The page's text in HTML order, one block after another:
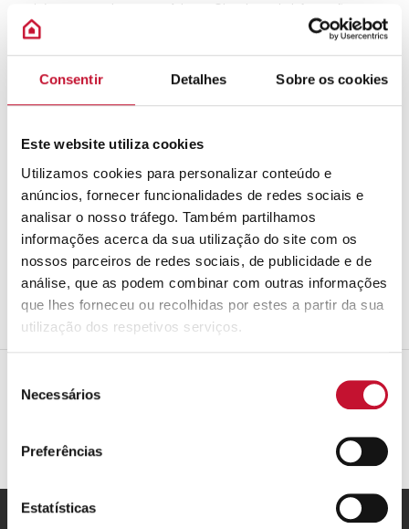
Consentir Detalhes Sobre os cookies
Este website utiliza cookies
Utilizamos cookies para personalizar conteúdo e
anúncios, fornecer funcionalidades de redes sociais e
analisar o nosso tráfego. Também partilhamos
informações acerca da sua utilização do site com os
nossos parceiros de redes sociais, de publicidade e de
análise, que as podem combinar com outras informações
que lhes forneceu ou recolhidas por estes a partir da sua
utilização dos respetivos serviços.
Necessários
Preferências
Estatísticas
total dos seus equipamentos Ariston. Obtenha mais informações na
parte inferior de Documentos. Receberá a sua extensão de garantia por
e-mail assim que enviarmos o seu pedido
ADICIONAR
REF: n.d.
Categoria: TERMOACUMULADORES
Share: